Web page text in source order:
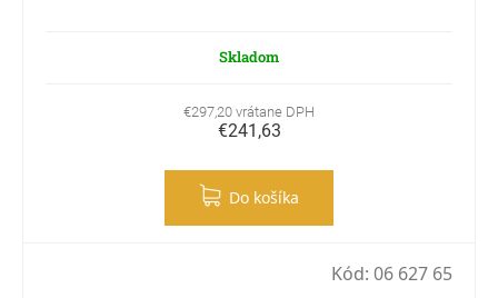
Skladom
€297,20 vrátane DPH
€241,63
Do košíka
Kód: 06 627 65